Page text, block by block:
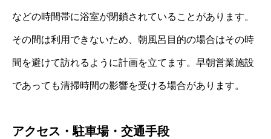
などの時間帯に浴室が閉鎖されていることがあります。
その間は利用できないため、朝風呂目的の場合はその時
間を避けて訪れるように計画を立てます。早朝営業施設
であっても清掃時間の影響を受ける場合があります。
アクセス・駐車場・交通手段